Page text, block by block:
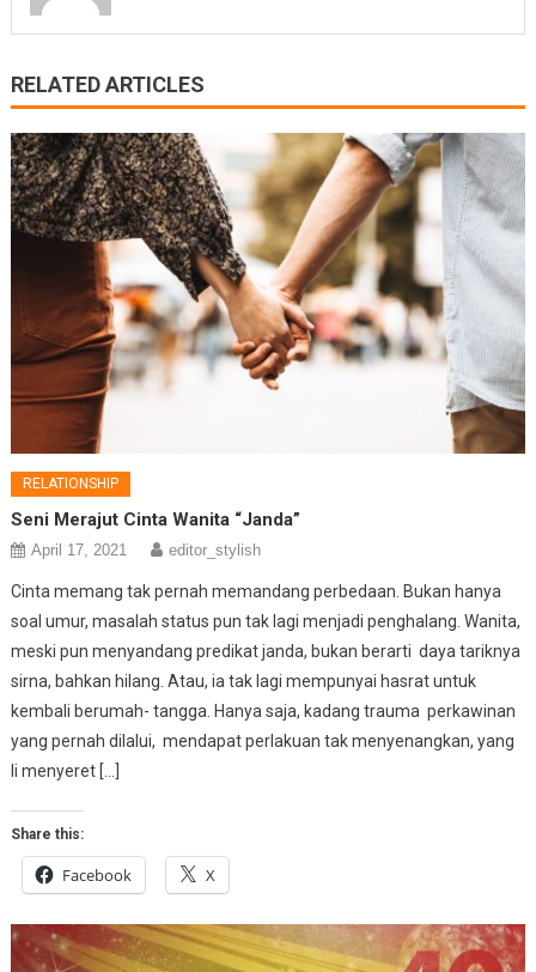
RELATED ARTICLES
RELATIONSHIP
Seni Merajut Cinta Wanita “Janda”
April 17, 2021 editor_stylish
Cinta memang tak pernah memandang perbedaan. Bukan hanya
soal umur, masalah status pun tak lagi menjadi penghalang. Wanita,
meski pun menyandang predikat janda, bukan berarti daya tariknya
sirna, bahkan hilang. Atau, ia tak lagi mempunyai hasrat untuk
kembali berumah- tangga. Hanya saja, kadang trauma perkawinan
yang pernah dilalui, mendapat perlakuan tak menyenangkan, yang
li menyeret […]
Share this:
Facebook X